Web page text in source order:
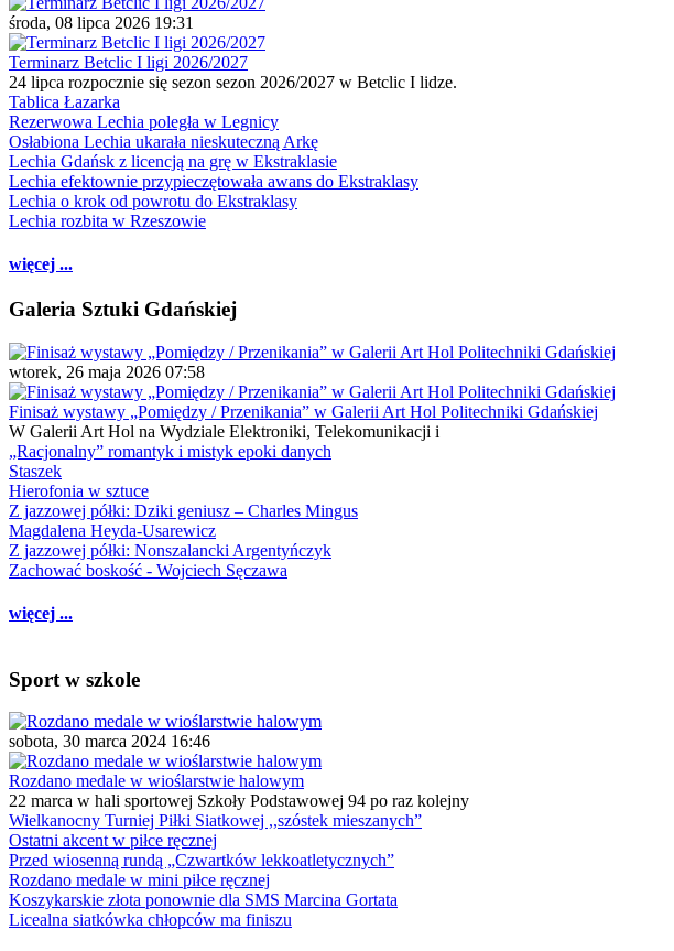
środa, 08 lipca 2026 19:31
Terminarz Betclic I ligi 2026/2027
24 lipca rozpocznie się sezon sezon 2026/2027 w Betclic I lidze.
Tablica Łazarka
Rezerwowa Lechia poległa w Legnicy
Osłabiona Lechia ukarała nieskuteczną Arkę
Lechia Gdańsk z licencją na grę w Ekstraklasie
Lechia efektownie przypieczętowała awans do Ekstraklasy
Lechia o krok od powrotu do Ekstraklasy
Lechia rozbita w Rzeszowie
więcej ...
Galeria Sztuki Gdańskiej
wtorek, 26 maja 2026 07:58
Finisaż wystawy „Pomiędzy / Przenikania” w Galerii Art Hol Politechniki Gdańskiej
W Galerii Art Hol na Wydziale Elektroniki, Telekomunikacji i
„Racjonalny” romantyk i mistyk epoki danych
Staszek
Hierofonia w sztuce
Z jazzowej półki: Dziki geniusz – Charles Mingus
Magdalena Heyda-Usarewicz
Z jazzowej półki: Nonszalancki Argentyńczyk
Zachować boskość - Wojciech Sęczawa
więcej ...
Sport w szkole
sobota, 30 marca 2024 16:46
Rozdano medale w wioślarstwie halowym
22 marca w hali sportowej Szkoły Podstawowej 94 po raz kolejny
Wielkanocny Turniej Piłki Siatkowej ,,szóstek mieszanych”
Ostatni akcent w piłce ręcznej
Przed wiosenną rundą „Czwartków lekkoatletycznych”
Rozdano medale w mini piłce ręcznej
Koszykarskie złota ponownie dla SMS Marcina Gortata
Licealna siatkówka chłopców ma finiszu